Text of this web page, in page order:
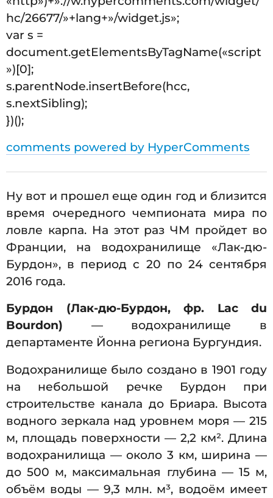
hc/26677/»+lang+»/widget.js»;
var s =
document.getElementsByTagName(«script
»)[0];
s.parentNode.insertBefore(hcc,
s.nextSibling);
})();
comments powered by HyperComments
Ну вот и прошел еще один год и близится
время очередного чемпионата мира по
ловле карпа. На этот раз ЧМ пройдет во
Франции, на водохранилище «Лак-дю-
Бурдон», в период с 20 по 24 сентября
2016 года.
Бурдон (Лак-дю-Бурдон, фр. Lac du
Bourdon) — водохранилище в
департаменте Йонна региона Бургундия.
Водохранилище было создано в 1901 году
на небольшой речке Бурдон при
строительстве канала до Бриара. Высота
водного зеркала над уровнем моря — 215
м, площадь поверхности — 2,2 км². Длина
водохранилища — около 3 км, ширина —
до 500 м, максимальная глубина — 15 м,
объём воды — 9,3 млн. м³, водоём имеет